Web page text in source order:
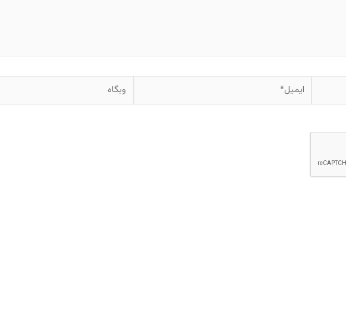
وبگاه